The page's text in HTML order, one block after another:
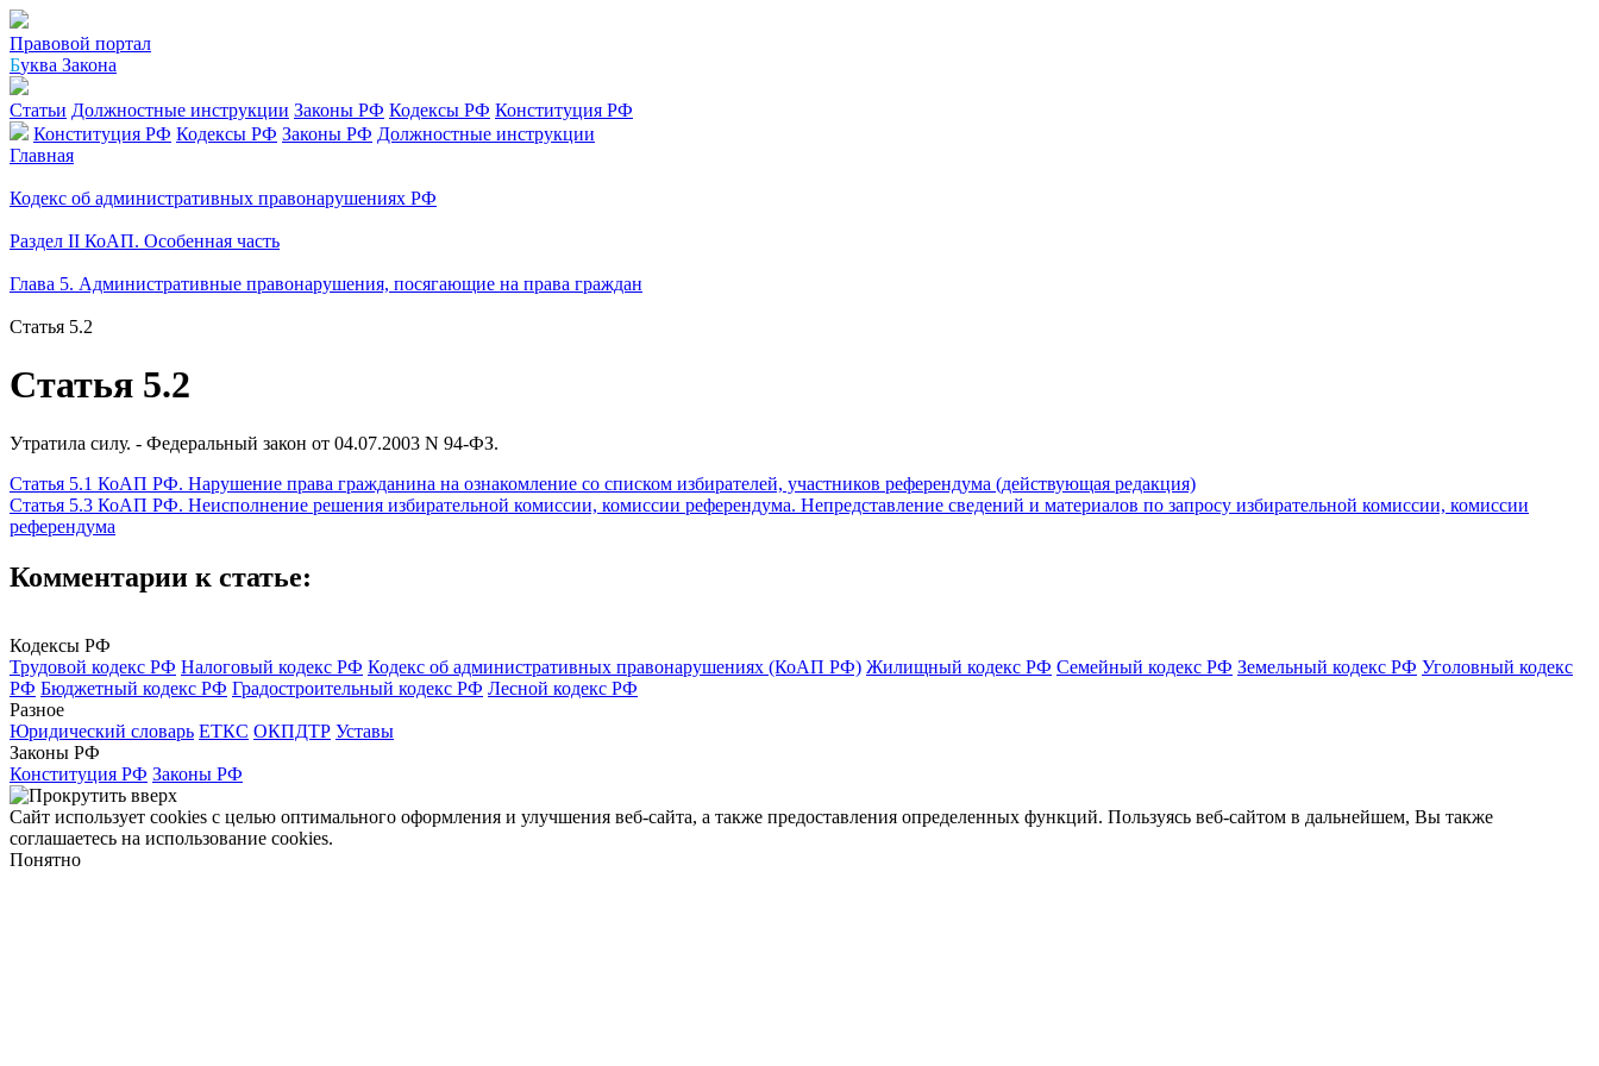
Правовой портал
Буква Закона
Статьи Должностные инструкции Законы РФ Кодексы РФ Конституция РФ
Конституция РФ Кодексы РФ Законы РФ Должностные инструкции
Главная
Кодекс об административных правонарушениях РФ
Раздел II КоАП. Особенная часть
Глава 5. Административные правонарушения, посягающие на права граждан
Статья 5.2
Статья 5.2
Утратила силу. - Федеральный закон от 04.07.2003 N 94-ФЗ.
Статья 5.1 КоАП РФ. Нарушение права гражданина на ознакомление со списком избирателей, участников референдума (действующая редакция)
Статья 5.3 КоАП РФ. Неисполнение решения избирательной комиссии, комиссии референдума. Непредставление сведений и материалов по запросу избирательной комиссии, комиссии
референдума
Комментарии к статье:
Кодексы РФ
Трудовой кодекс РФ Налоговый кодекс РФ Кодекс об административных правонарушениях (КоАП РФ) Жилищный кодекс РФ Семейный кодекс РФ Земельный кодекс РФ Уголовный кодекс
РФ Бюджетный кодекс РФ Градостроительный кодекс РФ Лесной кодекс РФ
Разное
Юридический словарь ЕТКС ОКПДТР Уставы
Законы РФ
Конституция РФ Законы РФ
Сайт использует cookies с целью оптимального оформления и улучшения веб-сайта, а также предоставления определенных функций. Пользуясь веб-сайтом в дальнейшем, Вы также
соглашаетесь на использование cookies.
Понятно